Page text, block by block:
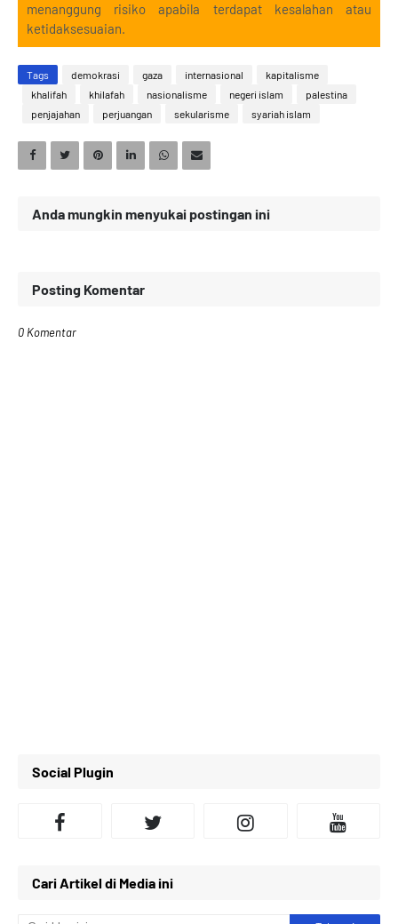
menanggung risiko apabila terdapat kesalahan atau
ketidaksesuaian.
Tags demokrasi gaza internasional
kapitalisme
khalifah
khilafah nasionalisme negeri islam
palestina
penjajahan
perjuangan sekularisme syariah islam
Anda mungkin menyukai postingan ini
Posting Komentar
0 Komentar
Social Plugin
Cari Artikel di Media ini